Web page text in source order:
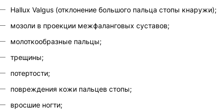
Hallux Valgus (отклонение большого пальца стопы кнаружи);
мозоли в проекции межфаланговых суставов;
молоткообразные пальцы;
трещины;
потертости;
повреждения кожи пальцев стопы;
вросшие ногти;